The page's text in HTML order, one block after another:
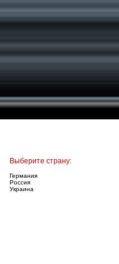
Выберите страну:
Германия
Россия
Украина